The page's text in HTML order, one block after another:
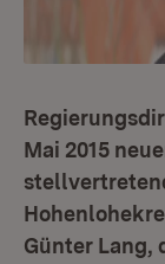
Mai 2015
Günter Lang,